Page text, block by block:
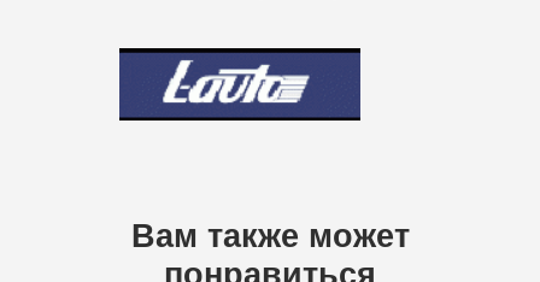
Вам также может
понравиться